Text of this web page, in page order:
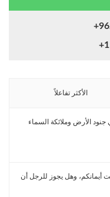
الأكثر تفاعلاً
الأرض وملائكة السماء
أيمانكم، وهل يجوز للرجل أن